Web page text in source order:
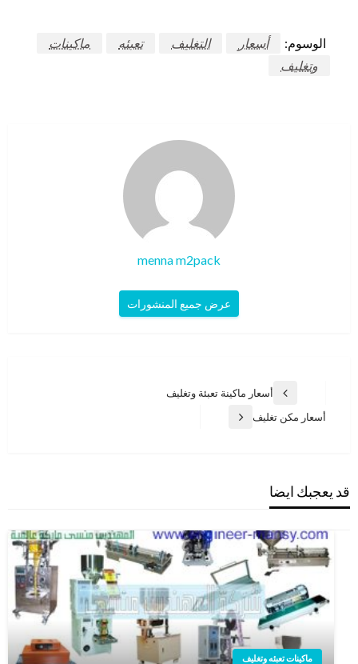
الوسوم: أسعار التغليف تعبئه
ماكينات
وتغليف
menna m2pack
عرض جميع المنشورات
المقالات
المقالة
السابقة
أسعار ماكينة تعبئة وتغليف
المقالة
أسعار مكن تغليف
قد يعجبك ايضا
ماكينات تعبئه وتغليف